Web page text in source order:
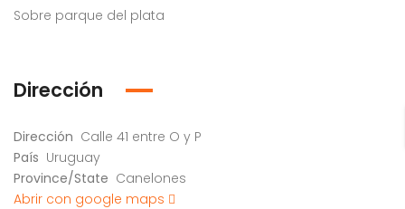
Sobre parque del plata
Dirección
Dirección Calle 41 entre O y P
País Uruguay
Province/State Canelones
Abrir con google maps